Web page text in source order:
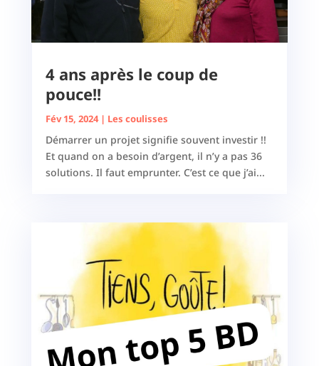
4 ans après le coup de
pouce!!
Fév 15, 2024| Les coulisses
Démarrer un projet signifie souvent investir !!
Et quand on a besoin d’argent, il n’y a pas 36
solutions. Il faut emprunter. C’est ce que j’ai...